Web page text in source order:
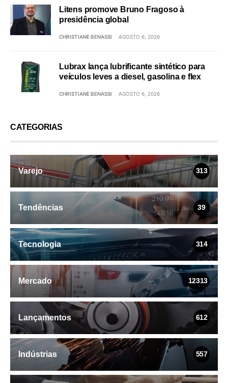
Litens promove Bruno Fragoso à
presidência global
CHRISTIANE BENASSI AGOSTO 6, 2026
Lubrax lança lubrificante sintético para
veículos leves a diesel, gasolina e flex
CHRISTIANE BENASSI AGOSTO 6, 2026
CATEGORIAS
Varejo 313
Tendências 39
Tecnologia 314
Mercado 12313
Lançamentos 612
Indústrias 557